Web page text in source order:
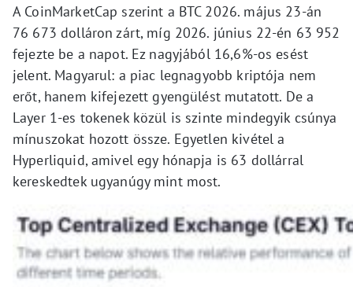
A CoinMarketCap szerint a BTC 2026. május 23-án
76 673 dolláron zárt, míg 2026. június 22-én 63 952
fejezte be a napot. Ez nagyjából 16,6%-os esést
jelent. Magyarul: a piac legnagyobb kriptója nem
erőt, hanem kifejezett gyengülést mutatott. De a
Layer 1-es tokenek közül is szinte mindegyik csúnya
mínuszokat hozott össze. Egyetlen kivétel a
Hyperliquid, amivel egy hónapja is 63 dollárral
kereskedtek ugyanúgy mint most.